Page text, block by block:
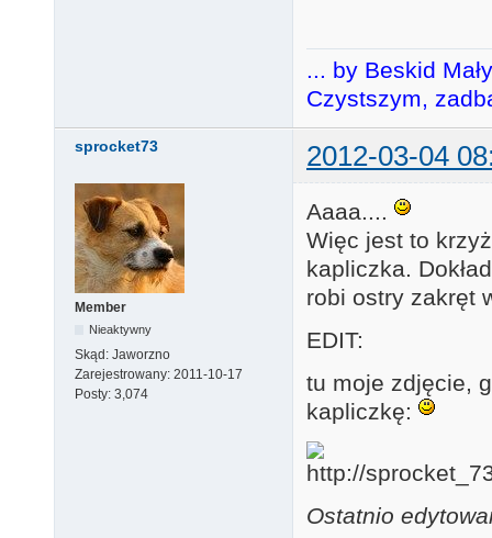
... by Beskid
Czystszym,
sprocket73 2012-03-04
Member
Nieaktywny
Skąd: Jaworzno
Zarejestrowany: 2011-10-17
Posty: 3,074
Aaaa....
Więc jest to
kapliczka.
robi ostry zakręt
EDIT:
tu moje zdjęcie,
kapliczkę:
Ostatnio